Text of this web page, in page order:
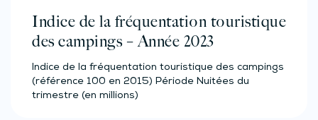
Indice de la fréquentation touristique
des campings – Année 2023
Indice de la fréquentation touristique des campings
(référence 100 en 2015) Période Nuitées du
trimestre (en millions)